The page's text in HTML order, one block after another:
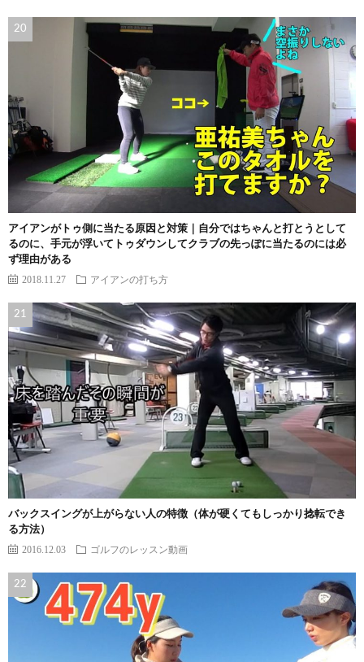
アイアンがトゥ側に当たる原因と対策｜自分ではちゃんと打とうとして
るのに、手元が浮いてトゥダウンしてクラブの先っぽに当たるのには必
ず理由がある
2018.11.27 アイアンの打ち方
バックスイングが上がらない人の特徴（体が硬くてもしっかり捻転でき
る方法）
2016.12.03 ゴルフのレッスン動画